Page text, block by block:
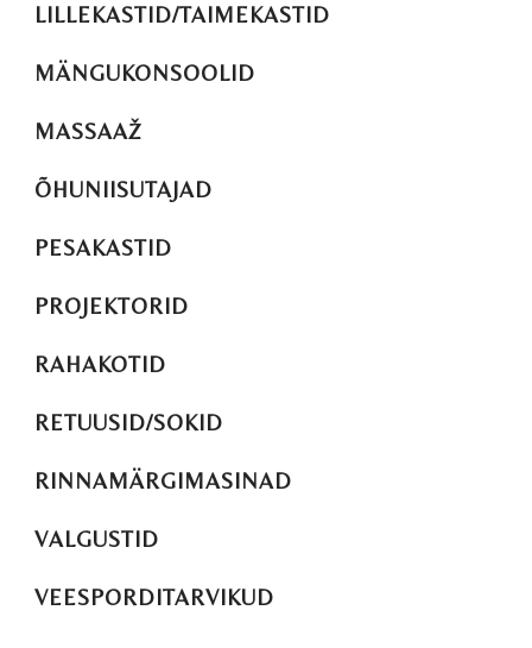
LILLEKASTID/TAIMEKASTID
MÄNGUKONSOOLID
MASSAAŽ
ÕHUNIISUTAJAD
PESAKASTID
PROJEKTORID
RAHAKOTID
RETUUSID/SOKID
RINNAMÄRGIMASINAD
VALGUSTID
VEESPORDITARVIKUD